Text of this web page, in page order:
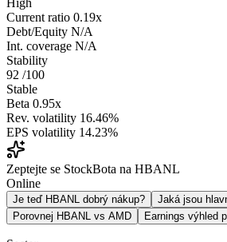
High
Current ratio 0.19x
Debt/Equity N/A
Int. coverage N/A
Stability
92 /100
Stable
Beta 0.95x
Rev. volatility 16.46%
EPS volatility 14.23%
Zeptejte se StockBota na HBANL
Online
Je teď HBANL dobrý nákup?
Jaká jsou
Porovnej HBANL vs AMD
Earnings výhled